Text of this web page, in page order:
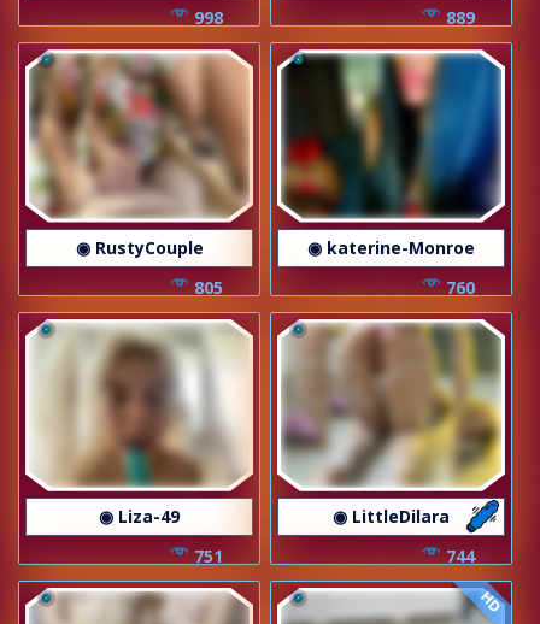
998
889
◉ RustyCouple
805
◉ katerine-Monroe
760
◉ Liza-49
751
◉ LittleDilara
744
HD